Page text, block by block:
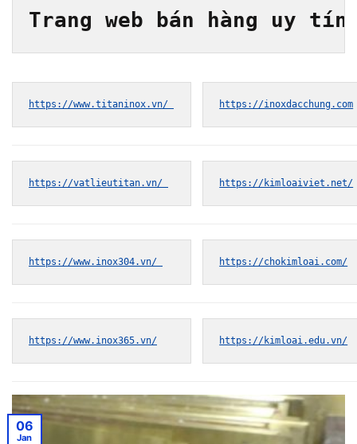
Trang web bán hàng uy tín
https://www.titaninox.vn/ https://inoxdacchung.com
https://vatlieutitan.vn/ https://kimloaiviet.net/
https://www.inox304.vn/ https://chokimloai.com/
https://www.inox365.vn/ https://kimloai.edu.vn/
06
Jan